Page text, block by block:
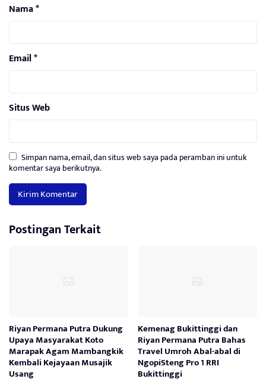
Nama*
Email*
Situs Web
Simpan nama, email, dan situs web saya pada peramban ini untuk
komentar saya berikutnya.
Postingan Terkait
Riyan Permana Putra Dukung
Upaya Masyarakat Koto
Marapak Agam Mambangkik
Kembali Kejayaan Musajik
Usang
Kemenag Bukittinggi dan
Riyan Permana Putra Bahas
Travel Umroh Abal-abal di
NgopiSteng Pro 1 RRI
Bukittinggi